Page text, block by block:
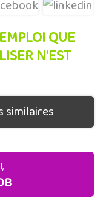
QUE
N'EST
similaires